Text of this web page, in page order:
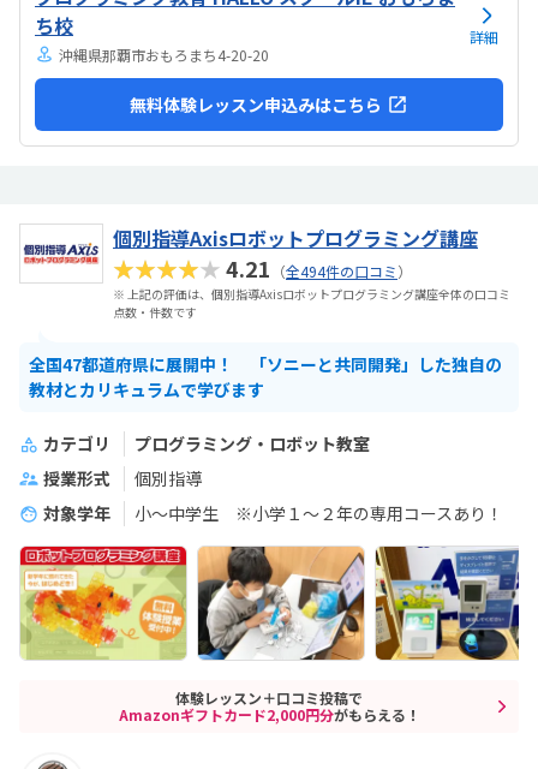
すい感じがします。ひとそれぞれになってしまい...
ち校
沖縄県那覇市おもろまち4-20-20
詳細
無料体験レッスン申込みはこちら
個別指導Axisロボットプログラミング講座
★★★★★4.21 （全494件の口コミ）
※ 上記の評価は、個別指導Axisロボットプログラミング講座全体の口コミ
点数・件数です
全国47都道府県に展開中！ 「ソニーと共同開発」した独自の
教材とカリキュラムで学びます
カテゴリ
プログラミング・ロボット教室
授業形式
個別指導
対象学年
小～中学生 ※小学１～２年の専用コースあり！
体験レッスン＋口コミ投稿で
Amazonギフトカード2,000円分がもらえる！